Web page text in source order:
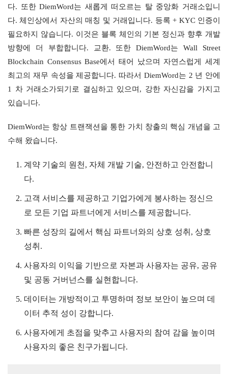
다. 또한 DiemWord는 새롭게 떠오르는 탈 중앙화 거래소입니
다. 체인상에서 자산의 매칭 및 거래입니다. 등록 + KYC 인증이
필요하지 않습니다. 이것은 블록 체인의 기본 정신과 향후 개발
방향에 더 부합합니다. 교환. 또한 DiemWord는 Wall Street
Blockchain Consensus Base에서 태어 났으며 자연스럽게 세계
최고의 재무 속성을 제공합니다. 따라서 DiemWord는 2 년 안에
1 차 거래소가되기로 결심하고 있으며, 강한 자신감을 가지고
있습니다.
DiemWord는 항상 트랜잭션을 통한 가치 창출의 핵심 개념을 고
수해 왔습니다.
계약 기술의 원천, 자체 개발 기술, 안전하고 안전합니
다.
고객 서비스를 제공하고 기업가에게 봉사하는 정신으
로 모든 기업 파트너에게 서비스를 제공합니다.
빠른 성장의 길에서 핵심 파트너와의 상호 성취, 상호
성취.
사용자의 이익을 기반으로 자본과 사용자는 공유, 공유
및 공동 거버넌스를 실현합니다.
데이터는 개방적이고 투명하며 정보 보안이 높으며 데
이터 추적 성이 강합니다.
사용자에게 초점을 맞추고 사용자의 참여 감을 높이며
사용자의 좋은 친구가됩니다.